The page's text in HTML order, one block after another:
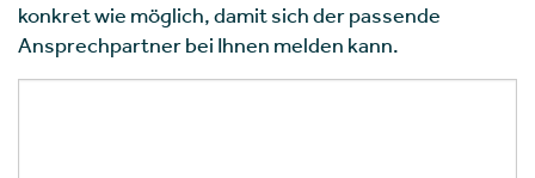
konkret wie möglich, damit sich der passende
Ansprechpartner bei Ihnen melden kann.